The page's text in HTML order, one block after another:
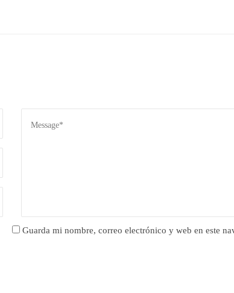
Guarda mi nombre, correo electrónico y web en este